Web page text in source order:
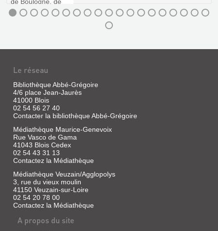
EPIS
DE
FAITAGE
ET
GIROUETTES
Livre
|
Tissier
de
Mallerais,
Martine
|
des
Le réseau
Bibliothèque Abbé-Grégoire
4/6 place Jean-Jaurès
41000 Blois
02 54 56 27 40
Contacter la bibliothèque Abbé-Grégoire
Médiathèque Maurice-Genevoix
Rue Vasco de Gama
41043 Blois Cedex
02 54 43 31 13
Contactez la Médiathèque
Médiathèque Veuzain/Agglopolys
3, rue du vieux moulin
41150 Veuzain-sur-Loire
02 54 20 78 00
Contactez la Médiathèque
A propos du site